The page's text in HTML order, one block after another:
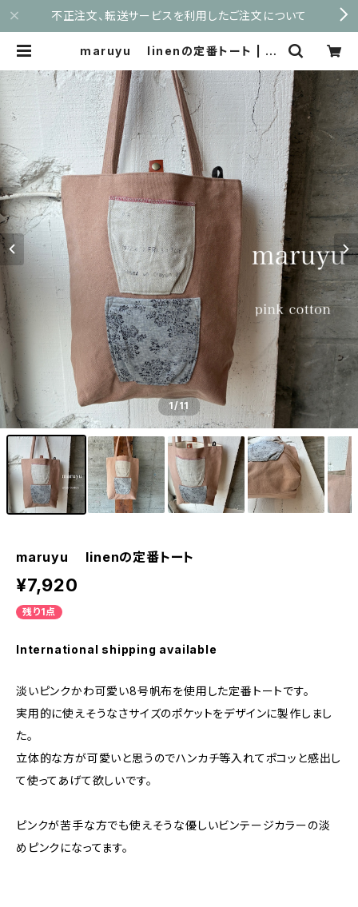
不正注文、転送サービスを利用したご注文について
maruyu linenの定番トート | m
1/11
maruyu linenの定番トート
¥7,920
残り1点
International shipping available
淡いピンクかわ可愛い8号帆布を使用した定番トートです。
実用的に使えそうなさサイズのポケットをデザインに製作しまし
た。
立体的な方が可愛いと思うのでハンカチ等入れてポコッと感出し
て使ってあげて欲しいです。
ピンクが苦手な方でも使えそうな優しいビンテージカラーの淡
めピンクになってます。